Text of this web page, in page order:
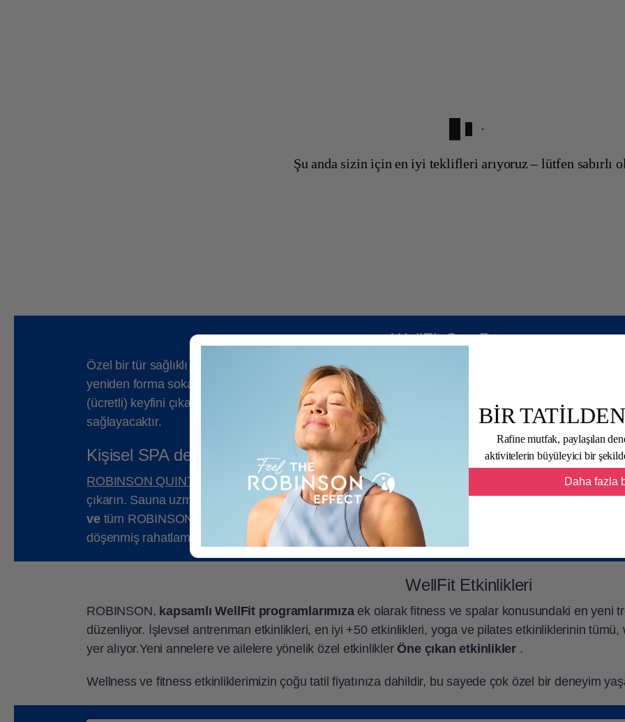
BİR
Rafine mutfak, paylaşılan
aktivitelerin büyüleyici bir
Daha fazla
Şu anda sizin için en iyi teklifleri arıyoruz – lütfen sabırlı
WellFit Spa Programı
Özel bir tür sağlıklı yaşam ve rahatlama tatili yaşayın: WellFit Spa teklifleri sunan ROBINSON
yeniden forma sokabilirsiniz. Uzun sauna seanslarının, Ayurveda tedavilerinin sıcaklığının (ücretli)
(ücretli) keyfini çıkarın. Eğitimli WellFit-Spa ROBINS'lerimiz veya seçkin ortak şirketlerin personeli
sağlayacaktır.
Kişisel SPA deneyiminiz
ROBINSON QUINTA DA RIA ve 25 metrelik kapalı havuzumuzda kaslarınızı açtıktan sonraFin
çıkarın. Sauna uzmanlarımız tarafından ustaca yönetilen olağan buhar infüzyonları esanslı yağların
vetüm ROBINSON sauna alanına yayıyor. Ökaliptus, şifalı otlar, portakal... kokusunu şimdiden
döşenmiş rahatlama odamızda gevşeyin.
WellFit Etkinlikleri
ROBINSON, kapsamlı WellFit programlarımızaek olarak fitness ve spalar konusundaki en yeni
düzenliyor. İşlevsel antrenman etkinlikleri, en iyi +50 etkinlikleri, yoga ve pilates etkinliklerinin
yer alıyor.Yeni annelere ve ailelere yönelik özel etkinliklerÖne çıkan etkinlikler .
Wellness ve fitness etkinliklerimizin çoğu tatil fiyatınıza dahildir, bu sayede çok özel bir deneyim